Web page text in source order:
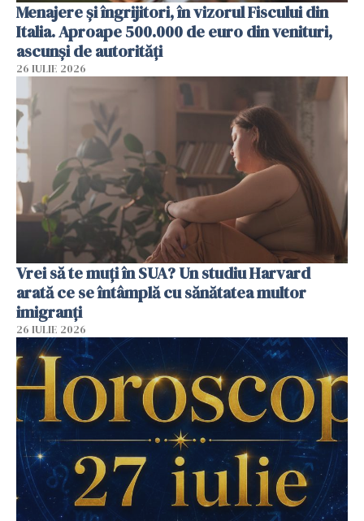
Menajere și îngrijitori, în vizorul Fiscului din
Italia. Aproape 500.000 de euro din venituri,
ascunși de autorități
26 IULIE 2026
Vrei să te muți în SUA? Un studiu Harvard
arată ce se întâmplă cu sănătatea multor
imigranți
26 IULIE 2026